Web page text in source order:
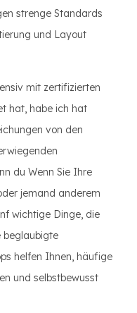
strenge Standards
und Layout
mit zertifizierten
hat, habe ich hat
von den
du Wenn Sie Ihre
jemand anderem
wichtige Dinge, die
beglaubigte
helfen Ihnen, häufige
und selbstbewusst